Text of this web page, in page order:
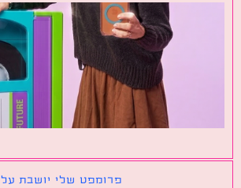
פרומפט שלי יושבת על אותיות